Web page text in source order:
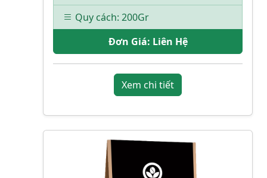
Quy cách: 200Gr
Đơn Giá: Liên Hệ
Xem chi tiết